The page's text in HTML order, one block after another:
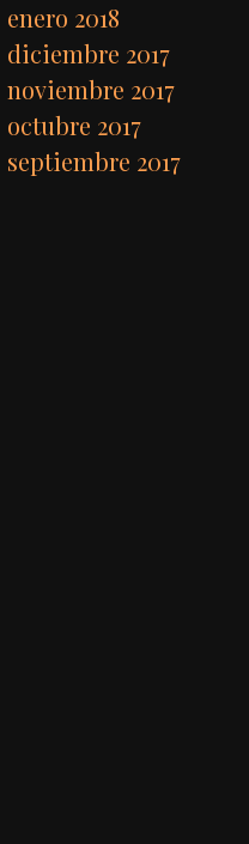
enero 2018
diciembre 2017
noviembre 2017
octubre 2017
septiembre 2017